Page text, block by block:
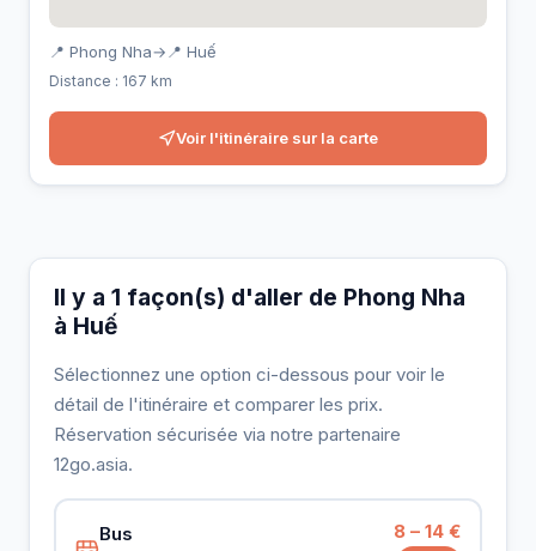
📍 Phong Nha→ 📍 Huế
Distance : 167 km
Voir l'itinéraire sur la carte
Il y a 1 façon(s) d'aller de Phong Nha
à Huế
Sélectionnez une option ci-dessous pour voir le
détail de l'itinéraire et comparer les prix.
Réservation sécurisée via notre partenaire
12go.asia.
Bus 8 – 14 €